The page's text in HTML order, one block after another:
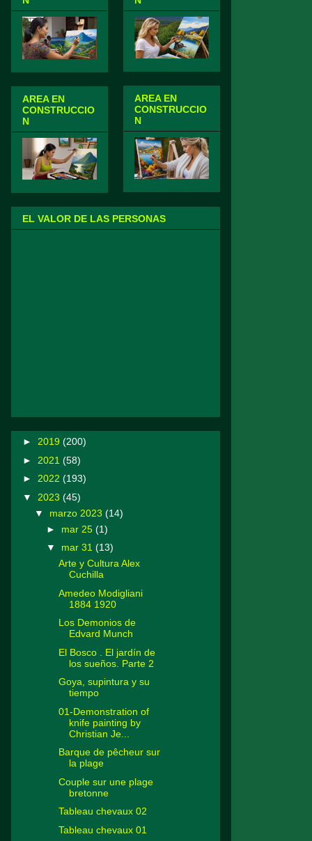
AREA EN
CONSTRUCCIO
N
AREA EN
CONSTRUCCIO
N
EL VALOR DE LAS PERSONAS
► 2019 (200)
► 2021 (58)
► 2022 (193)
▼ 2023 (45)
▼ marzo 2023 (14)
► mar 25 (1)
▼ mar 31 (13)
Arte y Cultura Alex
Cuchilla
Amedeo Modigliani
1884 1920
Los Demonios de
Edvard Munch
El Bosco . El jardín de
los sueños. Parte 2
Goya, supintura y su
tiempo
01-Demonstration of
knife painting by
Christian Je...
Barque de pêcheur sur
la plage
Couple sur une plage
bretonne
Tableau chevaux 02
Tableau chevaux 01